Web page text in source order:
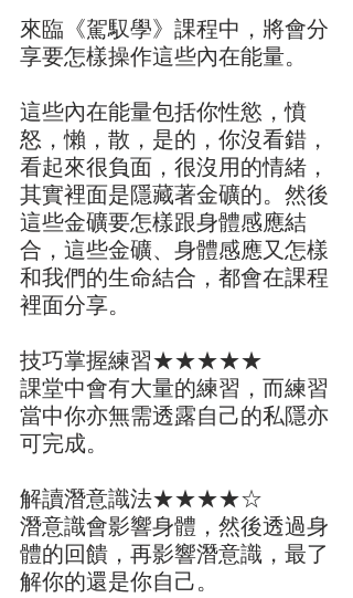
來臨《駕馭學》課程中，將會分
享要怎樣操作這些內在能量。
這些內在能量包括你性慾，憤
怒，懶，散，是的，你沒看錯，
看起來很負面，很沒用的情緒，
其實裡面是隱藏著金礦的。然後
這些金礦要怎樣跟身體感應結
合，這些金礦、身體感應又怎樣
和我們的生命結合，都會在課程
裡面分享。
技巧掌握練習★★★★★
課堂中會有大量的練習，而練習
當中你亦無需透露自己的私隱亦
可完成。
解讀潛意識法★★★★☆
潛意識會影響身體，然後透過身
體的回饋，再影響潛意識，最了
解你的還是你自己。